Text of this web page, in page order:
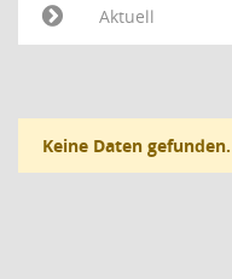
Aktuell
Keine Daten gefunden.